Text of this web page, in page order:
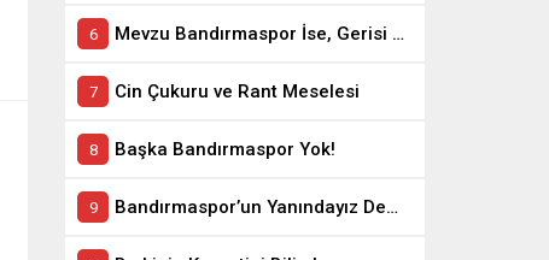
Mevzu Bandırmaspor İse, Gerisi Teferruattır
Cin Çukuru ve Rant Meselesi
Başka Bandırmaspor Yok!
Bandırmaspor’un Yanındayız Demekle Olmuyor!